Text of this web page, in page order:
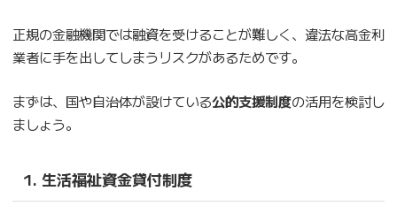
正規の金融機関では融資を受けることが難しく、違法な高金利
業者に手を出してしまうリスクがあるためです。
まずは、国や自治体が設けている公的支援制度の活用を検討し
ましょう。
1. 生活福祉資金貸付制度